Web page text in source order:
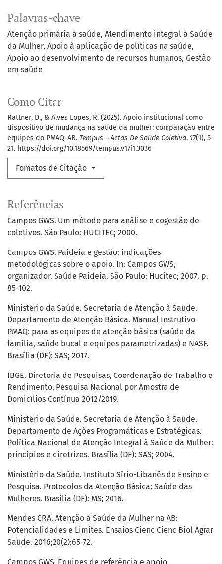
Palavras-chave
Atenção primária à saúde Atendimento integral à Saúde
da Mulher Apoio à aplicação de políticas na saúde
Apoio ao desenvolvimento de recursos humanos Gestão
em saúde
Como Citar
Rattner, D., & Alves Lopes, R. (2025). Apoio institucional como
dispositivo de mudança na saúde da mulher: comparação entre
equipes do PMAQ-AB. Tempus – Actas De Saúde Coletiva, 17(1), 5–
21. https://doi.org/10.18569/tempus.v17i1.3036
Fomatos de Citação
Referências
Campos GWS. Um método para análise e cogestão de
coletivos. São Paulo: HUCITEC; 2000.
Campos GWS. Paideia e gestão: indicações
metodológicas sobre o apoio. In: Campos GWS,
organizador. Saúde Paideia. São Paulo: Hucitec; 2007. p.
85-102.
Ministério da Saúde. Secretaria de Atenção à Saúde.
Departamento de Atenção Básica. Manual Instrutivo
PMAQ: para as equipes de atenção básica (saúde da
família, saúde bucal e equipes parametrizadas) e NASF.
Brasília (DF): SAS; 2017.
IBGE. Diretoria de Pesquisas, Coordenação de Trabalho e
Rendimento, Pesquisa Nacional por Amostra de
Domicílios Contínua 2012/2019.
Ministério da Saúde. Secretaria de Atenção à Saúde.
Departamento de Ações Programáticas e Estratégicas.
Política Nacional de Atenção Integral à Saúde da Mulher:
princípios e diretrizes. Brasília (DF): SAS; 2004.
Ministério da Saúde. Instituto Sírio-Libanês de Ensino e
Pesquisa. Protocolos da Atenção Básica: Saúde das
Mulheres. Brasília (DF): MS; 2016.
Mendes CRA. Atenção à Saúde da Mulher na AB:
Potencialidades e Limites. Ensaios Cienc Cienc Biol Agrar
Saúde. 2016;20(2):65-72.
Campos GWS. Equipes de referência e apoio